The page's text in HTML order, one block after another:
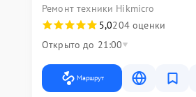
Ремонт техники Hikmicro
5,0204 оценки
Открыто до 21:00
Маршрут